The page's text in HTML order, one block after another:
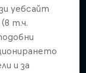
уебсайт
т.ч.
и за